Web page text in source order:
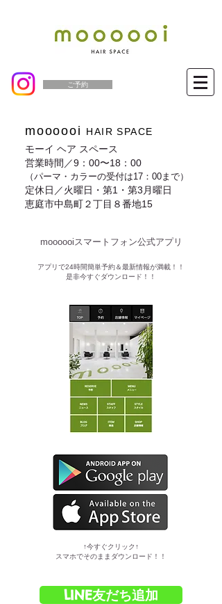
ご予約
moooooi
HAIR SPACE
モーイ ヘア スペース
営業時間／9：00〜18：00
（パーマ・カラーの受付は17：00まで）
定休日／火曜日・第1・第3月曜日
恵庭市中島町２丁目８番地15
moooooiスマートフォン公式アプリ​
​アプリで24時間簡単予約＆最新情報が満載！！
是非今すぐダウンロード！！
​↑今すぐクリック↑
スマホでそのままダウンロード！！
LINE友だち追加